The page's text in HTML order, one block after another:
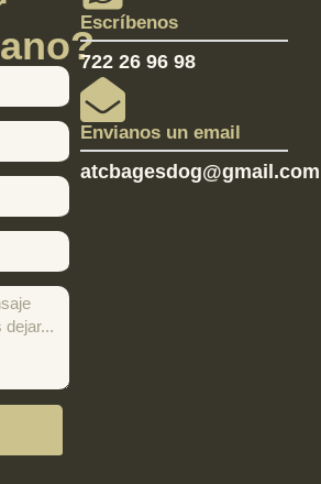
Escríbenos
722 26 96 98
Envianos un email
atcbagesdog@gmail.com